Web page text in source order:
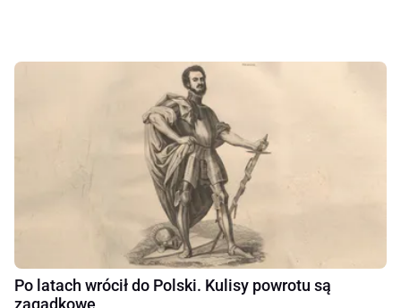
Po latach wrócił do Polski. Kulisy powrotu są
zagadkowe